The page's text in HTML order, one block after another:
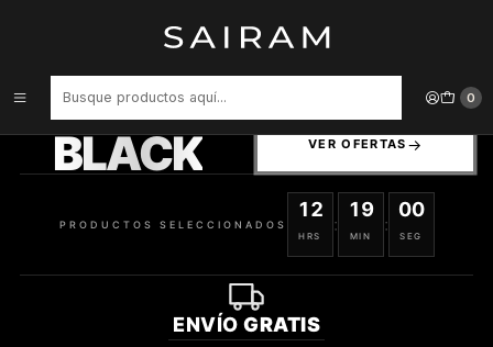
0
Perfume Beas Possible Eau Fraiche Clon Chance Eau Fraiche Chanel
Mujer Edp 100 ml Tester
BLACK VER OFERTAS
PRODUCTOS SELECCIONADOS
12
HRS
:
18
MIN
:
59
SEG
ENVÍO GRATIS